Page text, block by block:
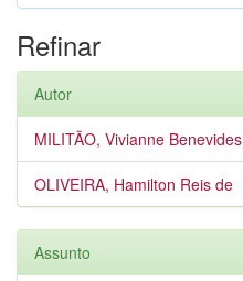
Refinar
Autor
MILITÃO, Vivianne Benevides
OLIVEIRA, Hamilton Reis de
Assunto